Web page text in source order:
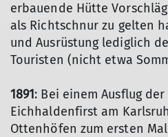
erbauende Hütte
als Richtschnur zu gelten
und Ausrüstung lediglich
Touristen (nicht etwa
1891: Bei einem Ausflug
Eichhaldenfirst am
Ottenhöfen zum ersten